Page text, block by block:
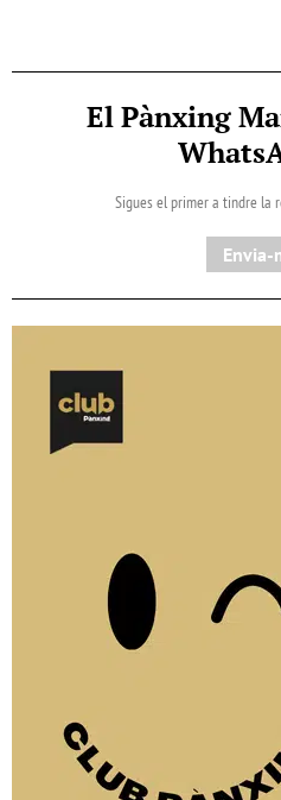
El Pànxing
Sigues el primer a tindre la
Envia-